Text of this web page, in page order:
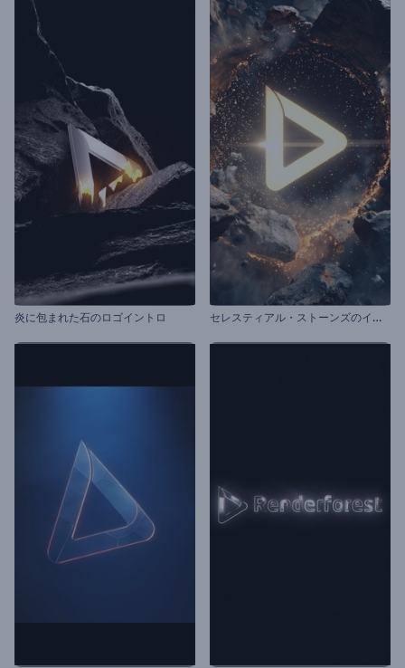
炎に包まれた石のロゴイントロ セ
レスティアル・ストーンズのイントロ動画